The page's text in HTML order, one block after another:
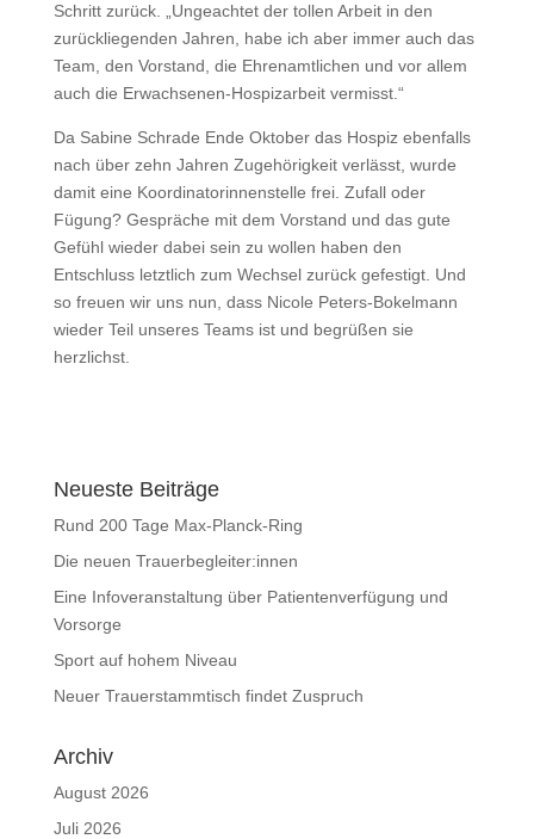
Schritt zurück. „Ungeachtet der tollen Arbeit in den
zurückliegenden Jahren, habe ich aber immer auch das
Team, den Vorstand, die Ehrenamtlichen und vor allem
auch die Erwachsenen-Hospizarbeit vermisst.“
Da Sabine Schrade Ende Oktober das Hospiz ebenfalls
nach über zehn Jahren Zugehörigkeit verlässt, wurde
damit eine Koordinatorinnenstelle frei. Zufall oder
Fügung? Gespräche mit dem Vorstand und das gute
Gefühl wieder dabei sein zu wollen haben den
Entschluss letztlich zum Wechsel zurück gefestigt. Und
so freuen wir uns nun, dass Nicole Peters-Bokelmann
wieder Teil unseres Teams ist und begrüßen sie
herzlichst.
Neueste Beiträge
Rund 200 Tage Max-Planck-Ring
Die neuen Trauerbegleiter:innen
Eine Infoveranstaltung über Patientenverfügung und
Vorsorge
Sport auf hohem Niveau
Neuer Trauerstammtisch findet Zuspruch
Archiv
August 2026
Juli 2026